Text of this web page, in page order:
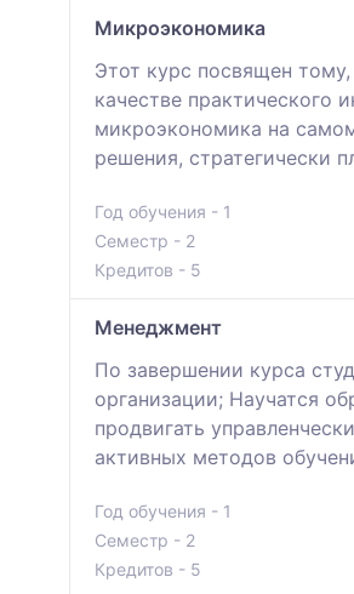
Микроэкономика
Этот курс посвящен
качестве практического
микроэкономика на
решения, стратегически
Год обучения - 1
Семестр - 2
Кредитов - 5
Менеджмент
По завершении курса
организации; Научатся
продвигать
активных методов
Год обучения - 1
Семестр - 2
Кредитов - 5